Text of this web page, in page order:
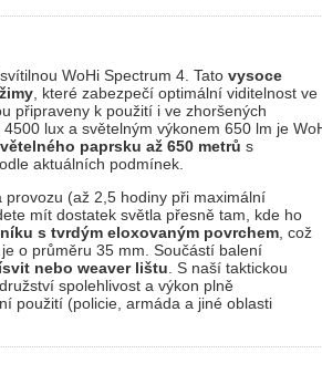
WoHi Spectrum 4. Tato vysoce
, které zabezpečí optimální viditelnost ve
připraveny k použití i ve zhoršených
4500 lux a světelným výkonem 650 lm je
paprsku až 650 metrů s
aktuálních podmínek.
(až 2,5 hodiny při maximální
mít dostatek světla přesně tam, kde ho
s tvrdým eloxovaným povrchem , což
o průměru 35 mm. Součástí balení
nebo weaver lištu . S naší taktickou
spolehlivost a výkon plně
použití (policie, armáda a jiné oblasti